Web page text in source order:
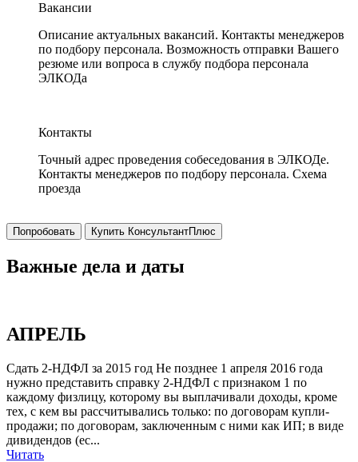
Вакансии
Описание актуальных вакансий. Контакты менеджеров
по подбору персонала. Возможность отправки Вашего
резюме или вопроса в службу подбора персонала
ЭЛКОДа
Контакты
Точный адрес проведения собеседования в ЭЛКОДе.
Контакты менеджеров по подбору персонала. Схема
проезда
Попробовать Купить КонсультантПлюс
Важные дела и даты
АПРЕЛЬ
Сдать 2-НДФЛ за 2015 год Не позднее 1 апреля 2016 года
нужно представить справку 2-НДФЛ с признаком 1 по
каждому физлицу, которому вы выплачивали доходы, кроме
тех, с кем вы рассчитывались только: по договорам купли-
продажи; по договорам, заключенным с ними как ИП; в виде
дивидендов (ес...
Читать